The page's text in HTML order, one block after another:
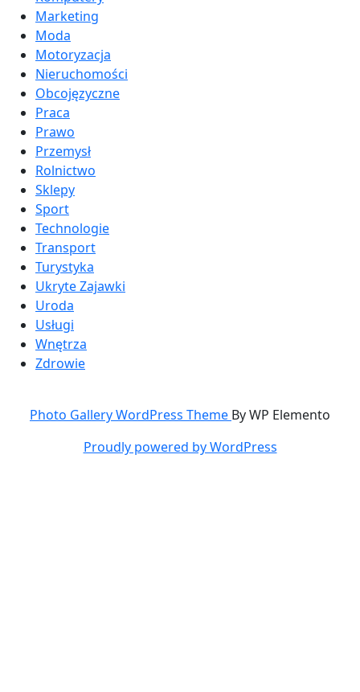
Marketing
Moda
Motoryzacja
Nieruchomości
Obcojęzyczne
Praca
Prawo
Przemysł
Rolnictwo
Sklepy
Sport
Technologie
Transport
Turystyka
Ukryte Zajawki
Uroda
Usługi
Wnętrza
Zdrowie
Photo Gallery WordPress Theme By WP Elemento
Proudly powered by WordPress